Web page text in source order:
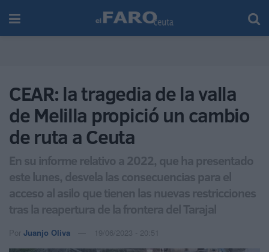
CEAR: la tragedia de la valla
de Melilla propició un cambio
de ruta a Ceuta
En su informe relativo a 2022, que ha presentado
este lunes, desvela las consecuencias para el
acceso al asilo que tienen las nuevas restricciones
tras la reapertura de la frontera del Tarajal
Por Juanjo Oliva 19/06/2023 - 20:51